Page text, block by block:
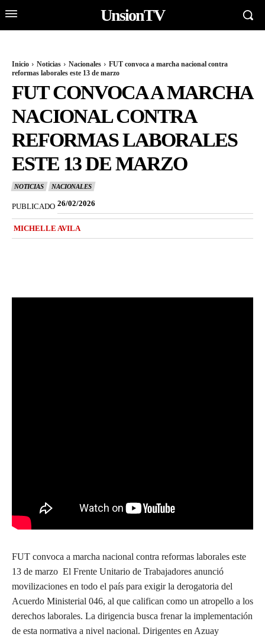
UnsionTV
Inicio Noticias Nacionales
FUT convoca a marcha nacional contra
reformas laborales este 13 de marzo
FUT CONVOCA A MARCHA
NACIONAL CONTRA
REFORMAS LABORALES
ESTE 13 DE MARZO
NOTICIAS NACIONALES
PUBLICADO 26/02/2026
MICHELLE AVILA
FUT convoca a marcha nacional contra reformas laborales este
13 de marzo El Frente Unitario de Trabajadores anunció
movilizaciones en todo el país para exigir la derogatoria del
Acuerdo Ministerial 046, al que califican como un atropello a los
derechos laborales. La dirigencia busca frenar la implementación
de esta normativa a nivel nacional. Dirigentes en Azuay